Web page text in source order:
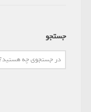
جستجو